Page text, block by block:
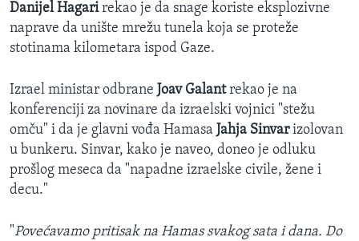
Danijel Hagarirekao je da snage koriste eksplozivne
naprave da unište mrežu tunela koja se proteže
stotinama kilometara ispod Gaze.
Izrael ministar odbrane Joav Galantrekao je na
konferenciji za novinare da izraelski vojnici "stežu
omču" i da je glavni vođa Hamasa Jahja Sinvarizolovan
u bunkeru. Sinvar, kako je naveo, doneo je odluku
prošlog meseca da "napadne izraelske civile, žene i
decu."
"Povećavamo pritisak na Hamas svakog sata i dana. Do